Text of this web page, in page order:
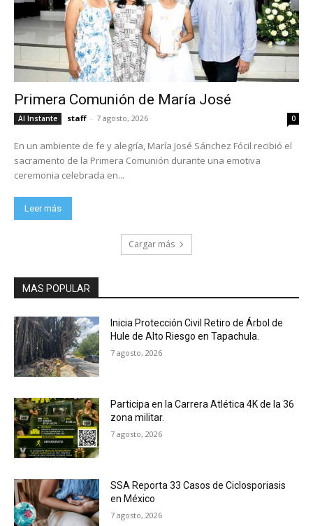
Primera Comunión de María José
Al Instante staff - 7 agosto, 2026 0
En un ambiente de fe y alegría, María José Sánchez Fócil recibió el
sacramento de la Primera Comunión durante una emotiva
ceremonia celebrada en...
Leer más
Cargar más
MAS POPULAR
Inicia Protección Civil Retiro de Árbol de
Hule de Alto Riesgo en Tapachula.
7 agosto, 2026
Participa en la Carrera Atlética 4K de la 36
zona militar.
7 agosto, 2026
SSA Reporta 33 Casos de Ciclosporiasis
en México
7 agosto, 2026